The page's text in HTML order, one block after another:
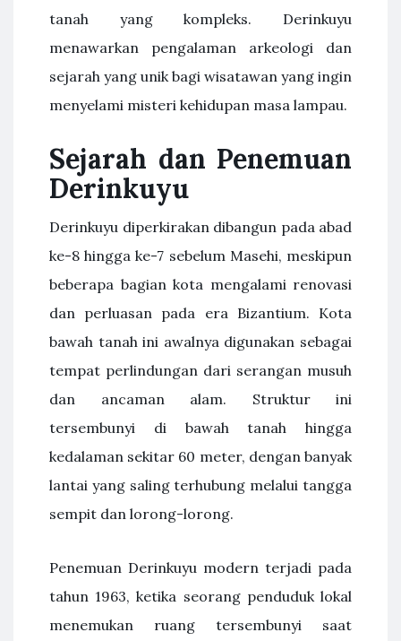
tanah yang kompleks. Derinkuyu
menawarkan pengalaman arkeologi dan
sejarah yang unik bagi wisatawan yang ingin
menyelami misteri kehidupan masa lampau.
Sejarah dan Penemuan
Derinkuyu
Derinkuyu diperkirakan dibangun pada abad
ke-8 hingga ke-7 sebelum Masehi, meskipun
beberapa bagian kota mengalami renovasi
dan perluasan pada era Bizantium. Kota
bawah tanah ini awalnya digunakan sebagai
tempat perlindungan dari serangan musuh
dan ancaman alam. Struktur ini
tersembunyi di bawah tanah hingga
kedalaman sekitar 60 meter, dengan banyak
lantai yang saling terhubung melalui tangga
sempit dan lorong-lorong.
Penemuan Derinkuyu modern terjadi pada
tahun 1963, ketika seorang penduduk lokal
menemukan ruang tersembunyi saat